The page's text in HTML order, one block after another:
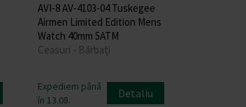
AVI-8 AV-4103-04 Tuskegee
Airmen Limited Edition Mens
Watch 40mm 5ATM
Ceasuri - Bărbați
Expediem până
în 13.08.
Detaliu